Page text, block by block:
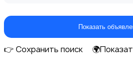
Показать
👉 Сохранить поиск